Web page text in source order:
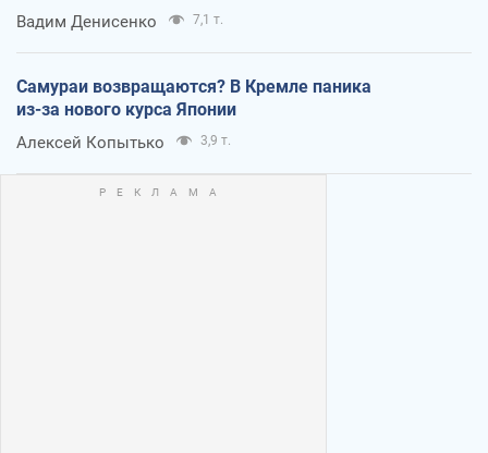
Вадим Денисенко 7,1 т.
Самураи возвращаются? В Кремле паника
из-за нового курса Японии
Алексей Копытько 3,9 т.